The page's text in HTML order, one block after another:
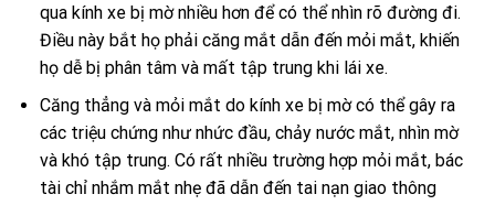
qua kính xe bị mờ nhiều hơn để có thể nhìn rõ đường đi.
Điều này bắt họ phải căng mắt dẫn đến mỏi mắt, khiến
họ dễ bị phân tâm và mất tập trung khi lái xe.
Căng thẳng và mỏi mắt do kính xe bị mờ có thể gây ra
các triệu chứng như nhức đầu, chảy nước mắt, nhìn mờ
và khó tập trung. Có rất nhiều trường hợp mỏi mắt, bác
tài chỉ nhắm mắt nhẹ đã dẫn đến tai nạn giao thông